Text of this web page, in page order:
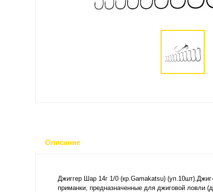
Описание
Джиггер Шар 14г 1/0 (кр.Gamakatsu)
приманки, предназначенные для джиговой ловли